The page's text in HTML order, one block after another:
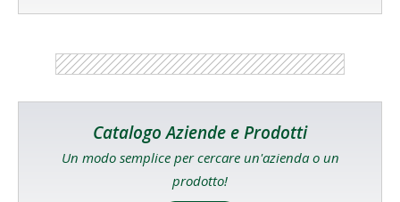
Catalogo Aziende e Prodotti
Un modo semplice per cercare un'azienda o un
prodotto!